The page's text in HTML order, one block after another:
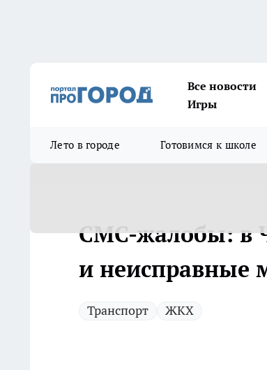
Все новости
Игры
Лето в городе Готовимся к школе
СМС-жалобы: в
и неисправные
Транспорт ЖКХ